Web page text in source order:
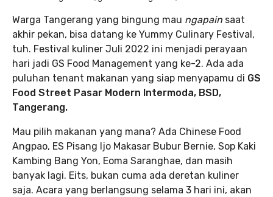
Warga Tangerang yang bingung mau ngapain saat
akhir pekan, bisa datang ke Yummy Culinary Festival,
tuh. Festival kuliner Juli 2022 ini menjadi perayaan
hari jadi GS Food Management yang ke-2. Ada ada
puluhan tenant makanan yang siap menyapamu di GS
Food Street Pasar Modern Intermoda, BSD,
Tangerang.
Mau pilih makanan yang mana? Ada Chinese Food
Angpao, ES Pisang Ijo Makasar Bubur Bernie, Sop Kaki
Kambing Bang Yon, Eoma Saranghae, dan masih
banyak lagi. Eits, bukan cuma ada deretan kuliner
saja. Acara yang berlangsung selama 3 hari ini, akan